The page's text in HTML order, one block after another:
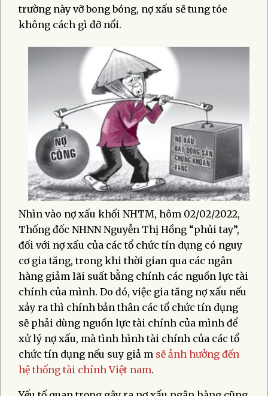
trường này vỡ bong bóng, nợ xấu sẽ tung tóe
không cách gì đỡ nổi.
Nhìn vào nợ xấu khối NHTM, hôm 02/02/2022,
Thống đốc NHNN Nguyễn Thị Hồng “phủi tay”,
đối với nợ xấu của các tổ chức tín dụng có nguy
cơ gia tăng, trong khi thời gian qua các ngân
hàng giảm lãi suất bằng chính các nguồn lực tài
chính của mình. Do đó, việc gia tăng nợ xấu nếu
xảy ra thì chính bản thân các tổ chức tín dụng
sẽ phải dùng nguồn lực tài chính của mình để
xử lý nợ xấu, mà tình hình tài chính của các tổ
chức tín dụng nếu suy giả m sẽ ảnh hưởng đến
hệ thống tài chính Việt nam.